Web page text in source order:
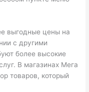
выгодные цены на
с другими
более высокие
В магазинах Мега
товаров, который